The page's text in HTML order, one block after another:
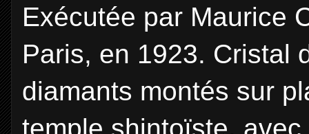
Exécutée par Maurice
Paris, en 1923. Cristal
diamants montés sur